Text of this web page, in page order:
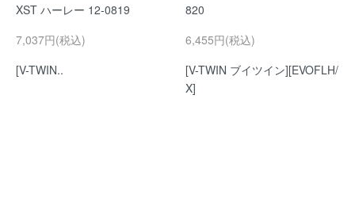
XST ハーレー 12-0819
7,037円(税込)
[V-TWIN..
820
6,455円(税込)
[V-TWIN ブイツイン][EVOFLH/
X]